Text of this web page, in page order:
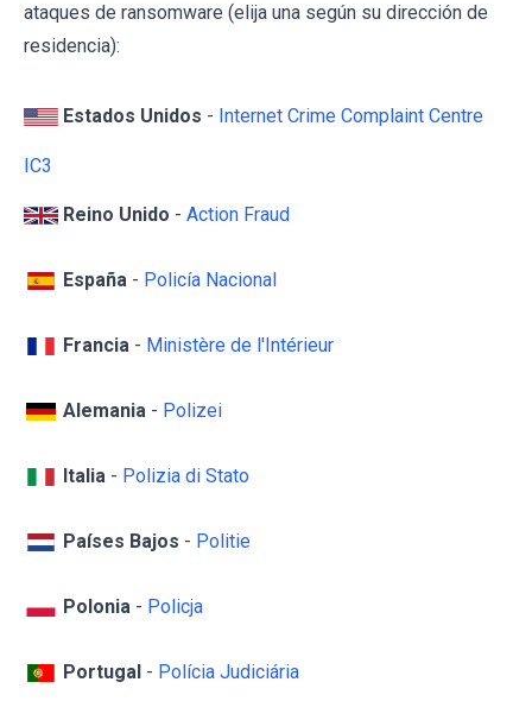
ataques de ransomware (elija una según su dirección de
residencia):
Estados Unidos - Internet Crime Complaint Centre
IC3
Reino Unido - Action Fraud
España - Policía Nacional
Francia - Ministère de l'Intérieur
Alemania - Polizei
Italia - Polizia di Stato
Países Bajos - Politie
Polonia - Policja
Portugal - Polícia Judiciária